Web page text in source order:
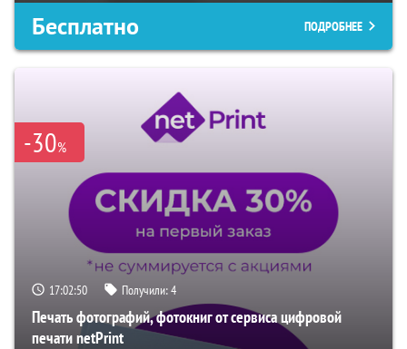
Бесплатно ПОДРОБНЕЕ
-30%
17:02:49 Получили:4
Печать фотографий, фотокниг от сервиса цифровой
печати netPrint